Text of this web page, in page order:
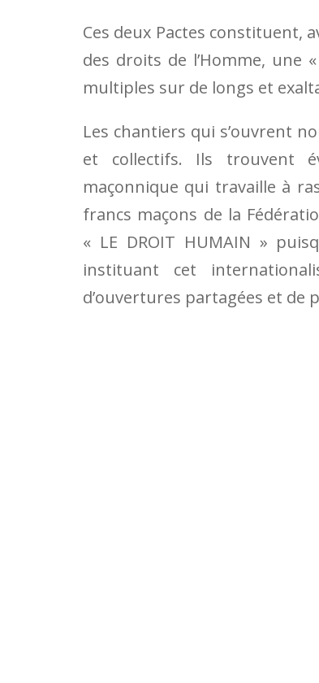
Ces deux Pactes constituent,
des droits de l’Homme, une
multiples sur de longs et
Les chantiers qui s’ouvrent
et collectifs. Ils trouvent
maçonnique qui travaille à
francs maçons de la
« LE DROIT HUMAIN »
instituant cet
d’ouvertures partagées et